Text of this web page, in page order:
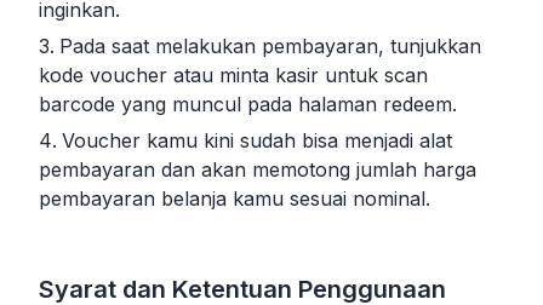
inginkan.
Pada saat melakukan pembayaran, tunjukkan
kode voucher atau minta kasir untuk scan
barcode yang muncul pada halaman redeem.
Voucher kamu kini sudah bisa menjadi alat
pembayaran dan akan memotong jumlah harga
pembayaran belanja kamu sesuai nominal.
Syarat dan Ketentuan Penggunaan